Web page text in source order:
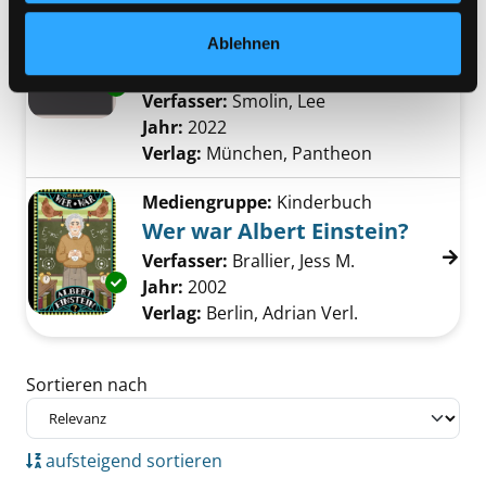
Ablehnen
Exemplar-Details von Quantenwelt anzeigen
Quantenwelt
wie wir zu Ende denken, was mit
Einstein begonnen hat
Verfasser:Smolin, LeeSuche nach
Jahr: 2022
Verlag: München, Pantheon
Exemplar-Details von Wer war Albert
Mediengruppe: Kinderbuch
Wer war Albert Einstein?
Verfasser: Brallier, Jess M. Suche nach
Jahr: 2002
Verlag: Berlin, Adrian Verl.
Zu den Suchfiltern springen
Sortieren nach
aufsteigend sortieren